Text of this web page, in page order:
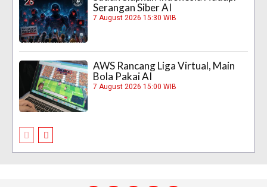
Serangan Siber AI
7 August 2026 15:30 WIB
AWS Rancang Liga Virtual, Main
Bola Pakai AI
7 August 2026 15:00 WIB